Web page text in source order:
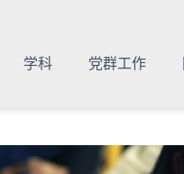
学科 党群工作